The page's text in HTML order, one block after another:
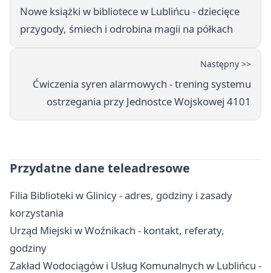
Nowe książki w bibliotece w Lublińcu - dziecięce
przygody, śmiech i odrobina magii na półkach
Następny >>
Ćwiczenia syren alarmowych - trening systemu
ostrzegania przy Jednostce Wojskowej 4101
Przydatne dane teleadresowe
Filia Biblioteki w Glinicy - adres, godziny i zasady
korzystania
Urząd Miejski w Woźnikach - kontakt, referaty,
godziny
Zakład Wodociągów i Usług Komunalnych w Lublińcu -